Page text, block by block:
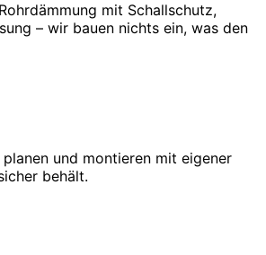
mit Schallschutz,
– wir bauen nichts ein, was den
und montieren mit eigener
behält.